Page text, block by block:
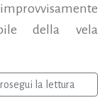
della vela
la lettura